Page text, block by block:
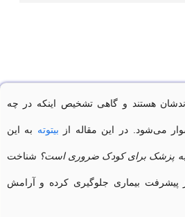
هستند و گاهی تشخیص اینکه در چه
می‌شود. در این مقاله از بیتوته به این
به پزشک برای کودک ضروری است؟ شناخت
پیشرفت بیماری جلوگیری کرده و آرامش